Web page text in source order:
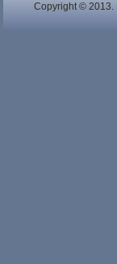
Copyright © 2013.